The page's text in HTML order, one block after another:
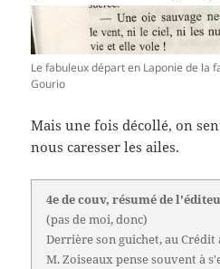
Le fabuleux départ en Laponie de la
Gourio
Mais une fois décollé, on
nous caresser les ailes.
4e de couv, résumé de
(pas de moi, donc)
Derrière son guichet, au
M. Zoiseaux pense souvent à